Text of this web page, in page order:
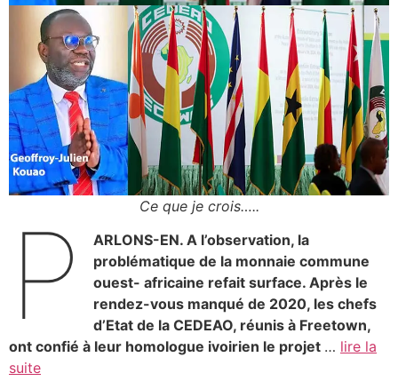
Ce que je crois…..
P
ARLONS-EN. A l’observation, la
problématique de la monnaie commune
ouest- africaine refait surface. Après le
rendez-vous manqué de 2020, les chefs
d’Etat de la CEDEAO, réunis à Freetown,
ont confié à leur homologue ivoirien le projet … lire la
suite